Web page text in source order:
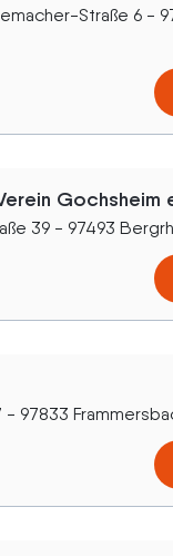
Straße 6 -
Gochsheim
39 - 97493
- 97833